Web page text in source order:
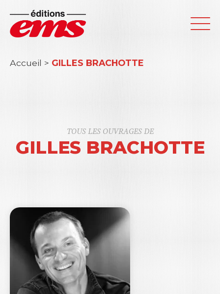
Accueil > GILLES BRACHOTTE
TOUS LES OUVRAGES DE
GILLES BRACHOTTE